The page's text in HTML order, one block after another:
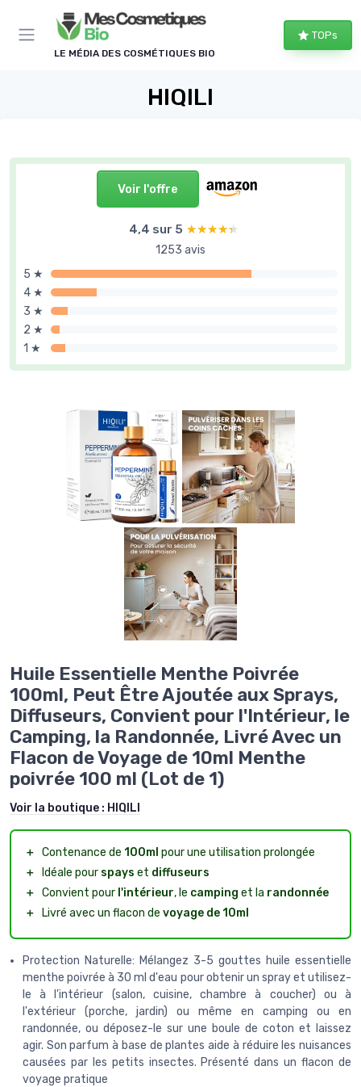
LE MÉDIA DES COSMÉTIQUES BIO
TOPs
HIQILI
Voir l'offre
4,4 sur 5 ★★★★★
★★★★★
1253 avis
5 ★
4 ★
3 ★
2 ★
1 ★
Huile Essentielle Menthe Poivrée
100ml, Peut Être Ajoutée aux Sprays,
Diffuseurs, Convient pour l'Intérieur, le
Camping, la Randonnée, Livré Avec un
Flacon de Voyage de 10ml Menthe
poivrée 100 ml (Lot de 1)
Voir la boutique : HIQILI
＋ Contenance de 100ml pour une utilisation prolongée
＋
Idéale pour spays et diffuseurs
＋ Convient pour l'intérieur, le camping et la randonnée
＋
Livré avec un flacon de voyage de 10ml
Protection Naturelle: Mélangez 3-5 gouttes huile essentielle
menthe poivrée à 30 ml d'eau pour obtenir un spray et utilisez-
le à l'intérieur (salon, cuisine, chambre à coucher) ou à
l'extérieur (porche, jardin) ou même en camping ou en
randonnée, ou déposez-le sur une boule de coton et laissez
agir. Son parfum à base de plantes aide à réduire les nuisances
causées par les petits insectes. Présenté dans un flacon de
voyage pratique
Panneau de gestion des cookies